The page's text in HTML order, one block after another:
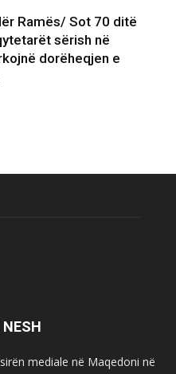
Ramës/ Sot 70 ditë
sërish në
dorëheqjen e
NESH
mediale në Maqedoni në